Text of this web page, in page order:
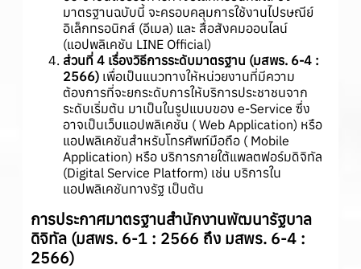
มาตรฐานฉบับนี้ จะครอบคลุมการใช้งานไปรษณีย์
อิเล็กทรอนิกส์ (อีเมล) และ สื่อสังคมออนไลน์
(แอปพลิเคชัน LINE Official)
ส่วนที่ 4 เรื่องวิธีการระดับมาตรฐาน (มสพร. 6-4 :
2566) เพื่อเป็นแนวทางให้หน่วยงานที่มีความ
ต้องการที่จะยกระดับการให้บริการประชาชนจาก
ระดับเริ่มต้น มาเป็นในรูปแบบของ e-Service ซึ่ง
อาจเป็นเว็บแอปพลิเคชัน ( Web Application) หรือ
แอปพลิเคชันสำหรับโทรศัพท์มือถือ ( Mobile
Application) หรือ บริการภายใต้แพลตฟอร์มดิจิทัล
(Digital Service Platform) เช่น บริการใน
แอปพลิเคชันทางรัฐ เป็นต้น
การประกาศมาตรฐานสำนักงานพัฒนารัฐบาล
ดิจิทัล (มสพร. 6-1 : 2566 ถึง มสพร. 6-4 :
2566)